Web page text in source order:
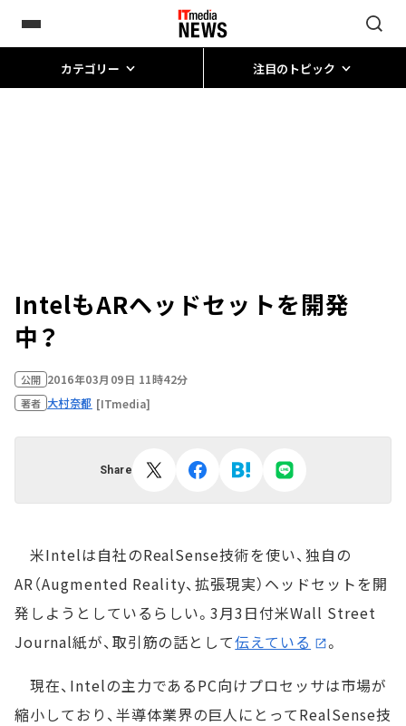
カテゴリー 注目のトピック
IntelもARヘッドセットを開発
中？
公開 2016年03月09日 11時42分
著者 大村奈都 [ITmedia]
Share
米Intelは自社のRealSense技術を使い、独自の
AR（Augmented Reality、拡張現実）ヘッドセットを開
発しようとしているらしい。3月3日付米Wall Street
Journal紙が、取引筋の話として伝えている
。
現在、Intelの主力であるPC向けプロセッサは市場が
縮小しており、半導体業界の巨人にとってRealSense技